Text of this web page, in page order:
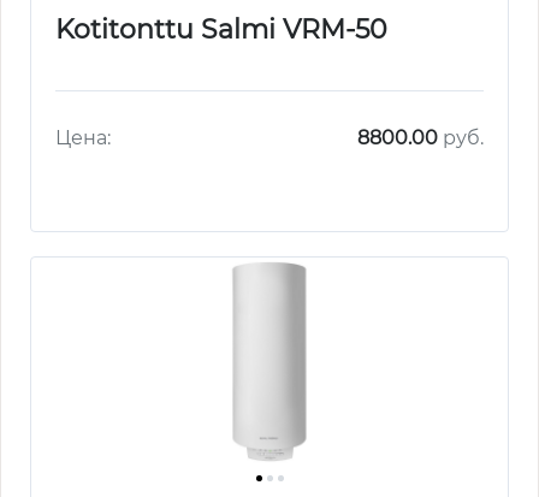
Kotitonttu Salmi VRM-50
Цена: 8800.00руб.